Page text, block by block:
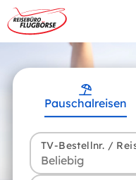
Pauschalreisen
TV-Bestellnr. /